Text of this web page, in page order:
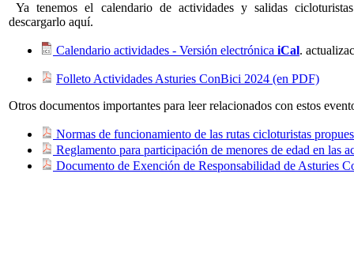
Ya tenemos el calendario de actividades y salidas
descargarlo aquí.
Calendario actividades - Versión electrónica iCal.
Folleto Actividades Asturies ConBici 2024 (en PDF)
Otros documentos importantes para leer relacionados con estos
Normas de funcionamiento de las rutas cicloturistas
Reglamento para participación de menores de edad en las
Documento de Exención de Responsabilidad de Asturies